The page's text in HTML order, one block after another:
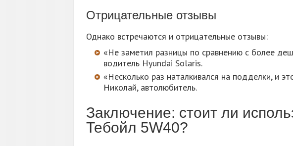
Отрицательные отзывы
Однако встречаются и отрицательные отзывы:
«Не заметил разницы по сравнению с более
водитель Hyundai Solaris.
«Несколько раз наталкивался на подделки, и
Николай, автолюбитель.
Заключение: стоит ли
Тебойл 5W40?